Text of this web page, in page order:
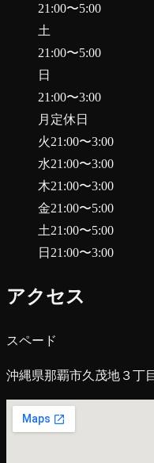
21:00〜5:00
土
21:00〜5:00
日
21:00〜3:00
月 定休日
火21:00〜3:00
水21:00〜3:00
木21:00〜3:00
金21:00〜5:00
土21:00〜5:00
日 21:00〜3:00
アクセス
スペード
沖縄県那覇市久茂地３丁